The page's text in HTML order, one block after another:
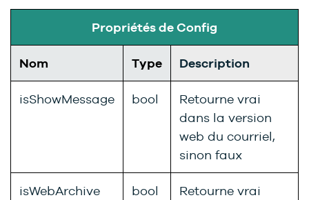
Propriétés de Config
Nom Type Description
isShowMessage bool
Retourne vrai
dans la version
web du courriel,
sinon faux
isWebArchive bool
Retourne vrai